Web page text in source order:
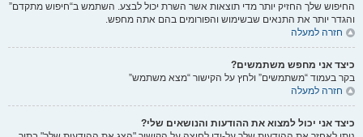
החיפוש שלך החזיק יותר מדי תוצאות אשר השרת יכול לבצע. השתמש ב“חיפוש מתקדם”
והגדר יותר את התנאים שבשימוש והפורומים בהם אתה מחפש.
חזרה למעלה
כיצד אני מחפש משתמשים?
בקר בעמוד “משתמשים” ולחץ על הקישור “מצא משתמש”
חזרה למעלה
כיצד אני יכול למצוא את ההודעות והנושאים שלי?